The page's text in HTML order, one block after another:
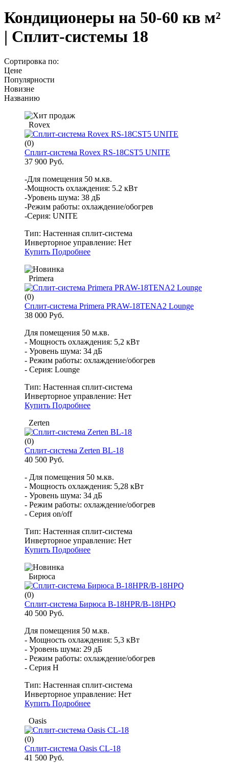
Кондиционеры на 50-60 кв м²
| Сплит-системы 18
Сортировка по:
Цене
Популярности
Новизне
Названию
Rovex
(0)
Сплит-система Rovex RS-18CST5 UNITE
37 900 Руб.
-Для помещения 50 м.кв.
-Мощность охлаждения: 5.2 кВт
-Уровень шума: 38 дБ
-Режим работы: охлаждение/обогрев
-Серия: UNITE
Тип: Настенная сплит-система
Инверторное управление: Нет
Купить Подробнее
Primera
(0)
Сплит-система Primera PRAW-18TENA2 Lounge
38 000 Руб.
Для помещения 50 м.кв.
- Мощность охлаждения: 5,2 кВт
- Уровень шума: 34 дБ
- Режим работы: охлаждение/обогрев
- Серия: Lounge
Тип: Настенная сплит-система
Инверторное управление: Нет
Купить Подробнее
Zerten
(0)
Сплит-система Zerten BL-18
40 500 Руб.
- Для помещения 50 м.кв.
- Мощность охлаждения: 5,28 кВт
- Уровень шума: 34 дБ
- Режим работы: охлаждение/обогрев
- Серия on/off
Тип: Настенная сплит-система
Инверторное управление: Нет
Купить Подробнее
Бирюса
(0)
Сплит-система Бирюса B-18HPR/B-18HPQ
40 500 Руб.
Для помещения 50 м.кв.
- Мощность охлаждения: 5,3 кВт
- Уровень шума: 29 дБ
- Режим работы: охлаждение/обогрев
- Серия Н
Тип: Настенная сплит-система
Инверторное управление: Нет
Купить Подробнее
Oasis
(0)
Сплит-система Oasis CL-18
41 500 Руб.